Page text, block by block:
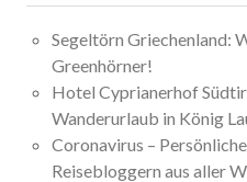
Segeltörn Griechenland:
Greenhörner!
Hotel Cyprianerhof
Wanderurlaub in König
Coronavirus –
Reisebloggern aus aller